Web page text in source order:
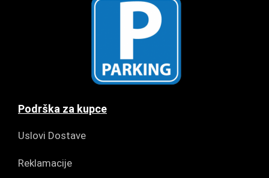
Podrška za kupce
Uslovi Dostave
Reklamacije